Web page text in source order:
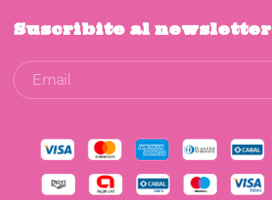
Suscribite al newsletter